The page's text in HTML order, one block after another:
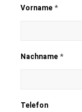
Vorname *
Nachname *
Telefon